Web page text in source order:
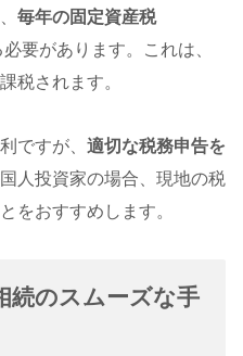
毎年の固定資産税
要があります。これは、
税されます。
ですが、 適切な税務申告を
人投資家の場合、現地の税
をおすすめします。
続のスムーズな手